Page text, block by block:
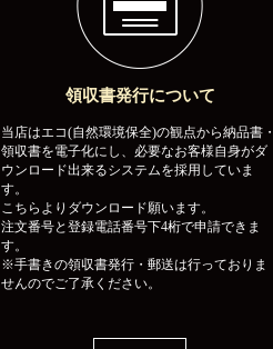
領収書発行について
当店はエコ(自然環境保全)の観点から納品書・
領収書を電子化にし、必要なお客様自身がダ
ウンロード出来るシステムを採用していま
す。
こちらよりダウンロード願います。
注文番号と登録電話番号下4桁で申請できま
す。
※手書きの領収書発行・郵送は行っておりま
せんのでご了承ください。